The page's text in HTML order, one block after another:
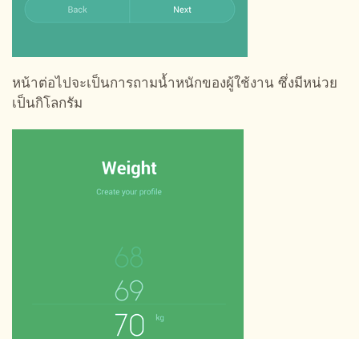
หน้าต่อไปจะเป็นการถามน้ำหนักของผู้ใช้งาน ซึ่งมีหน่วย
เป็นกิโลกรัม